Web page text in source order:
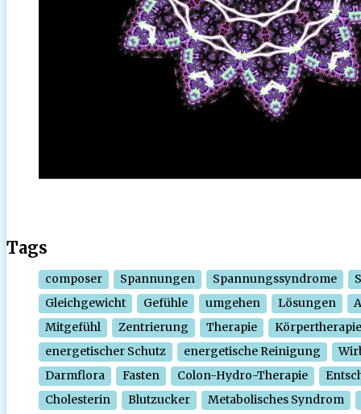
Tags
composer Spannungen Spannungssyndrome
Gleichgewicht
Gefühle umgehen Lösungen
Mitgefühl
Zentrierung Therapie
Körpertherapie
energetischer Schutz
energetische Reinigung
Darmflora
Fasten Colon-Hydro-Therapie
Cholesterin
Blutzucker
Metabolisches Syndrom